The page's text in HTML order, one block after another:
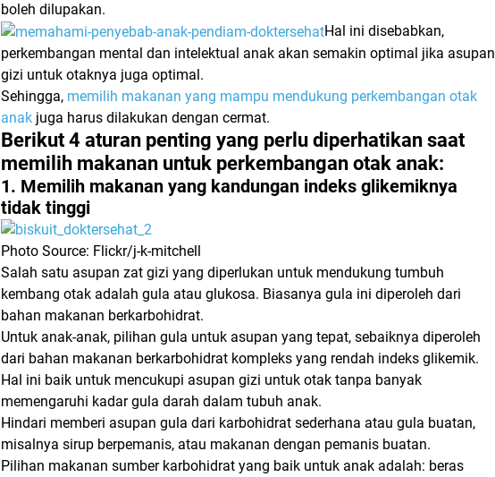
boleh dilupakan.
Hal ini disebabkan,
perkembangan mental dan intelektual anak akan semakin optimal jika asupan
gizi untuk otaknya juga optimal.
Sehingga, memilih makanan yang mampu mendukung perkembangan otak
anak juga harus dilakukan dengan cermat.
Berikut 4 aturan penting yang perlu diperhatikan saat
memilih makanan untuk perkembangan otak anak:
1. Memilih makanan yang kandungan indeks glikemiknya
tidak tinggi
Photo Source: Flickr/j-k-mitchell
Salah satu asupan zat gizi yang diperlukan untuk mendukung tumbuh
kembang otak adalah gula atau glukosa. Biasanya gula ini diperoleh dari
bahan makanan berkarbohidrat.
Untuk anak-anak, pilihan gula untuk asupan yang tepat, sebaiknya diperoleh
dari bahan makanan berkarbohidrat kompleks yang rendah indeks glikemik.
Hal ini baik untuk mencukupi asupan gizi untuk otak tanpa banyak
memengaruhi kadar gula darah dalam tubuh anak.
Hindari memberi asupan gula dari karbohidrat sederhana atau gula buatan,
misalnya sirup berpemanis, atau makanan dengan pemanis buatan.
Pilihan makanan sumber karbohidrat yang baik untuk anak adalah: beras